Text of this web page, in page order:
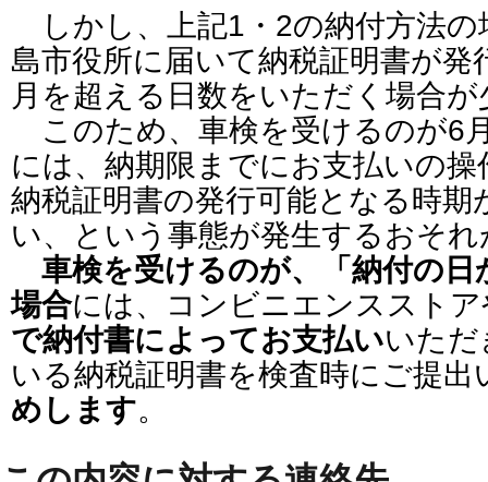
しかし、上記1・2の納付方法の
島市役所に届いて納税証明書が
月を超える日数をいただく場合
このため、車検を受けるのが6
には、納期限までにお支払いの
納税証明書の発行可能となる時期
い、という事態が発生するおそ
車検を受けるのが、「納付の
場合には、コンビニエンススト
で納付書によってお支払いいただ
いる納税証明書を検査時にご提
めします。